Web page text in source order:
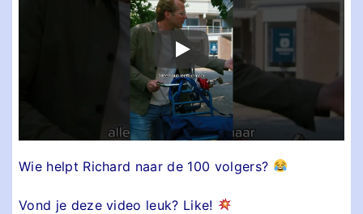
Wie helpt Richard naar de 100 volgers?
Vond je deze video leuk? Like!